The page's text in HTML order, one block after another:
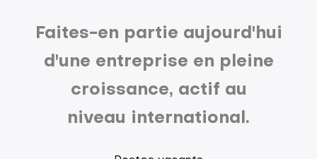
Faites-en partie aujourd'hui
d'une entreprise en pleine
croissance, actif au
niveau international.